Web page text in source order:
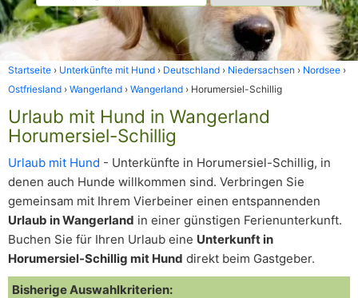
Startseite Unterkünfte mit Hund Deutschland Niedersachsen
Nordsee
Ostfriesland
Wangerland Wangerland Horumersiel-Schillig
Urlaub mit Hund in Wangerland
Horumersiel-Schillig
Urlaub mit Hund - Unterkünfte in Horumersiel-Schillig, in
denen auch Hunde willkommen sind. Verbringen Sie
gemeinsam mit Ihrem Vierbeiner einen entspannenden
Urlaub in Wangerland in einer günstigen Ferienunterkunft.
Buchen Sie für Ihren Urlaub eine Unterkunft in
Horumersiel-Schillig mit Hund direkt beim Gastgeber.
Bisherige Auswahlkriterien: